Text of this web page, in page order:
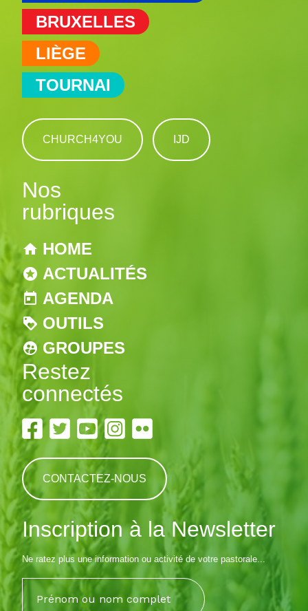
BRUXELLES
LIÈGE
TOURNAI
CHURCH4YOU IJD
Nos
rubriques
HOME
ACTUALITÉS
AGENDA
OUTILS
GROUPES
Restez
connectés
CONTACTEZ-NOUS
Inscription à la Newsletter
Ne ratez plus une information ou activité de votre pastorale...